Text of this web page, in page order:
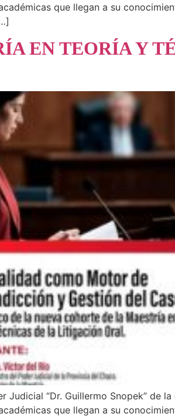
que llegan a su
EN TEORÍA Y
“Dr. Guillermo Snopek” de
que llegan a su